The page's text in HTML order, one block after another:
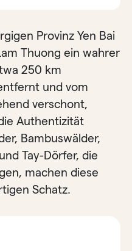
Provinz Yen Bai
Thuong ein wahrer
250 km
und vom
verschont,
Authentizität
Bambuswälder,
Tay-Dörfer, die
machen diese
Schatz.